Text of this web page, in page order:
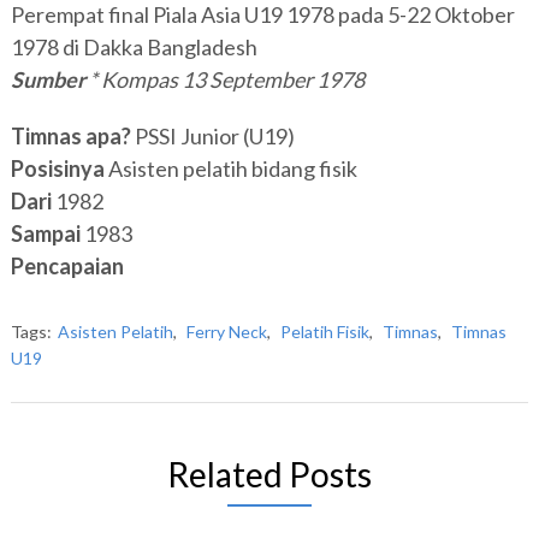
Perempat final Piala Asia U19 1978 pada 5-22 Oktober
1978 di Dakka Bangladesh
Sumber* Kompas 13 September 1978
Timnas apa?PSSI Junior (U19)
PosisinyaAsisten pelatih bidang fisik
Dari 1982
Sampai1983
Pencapaian
Tags: Asisten Pelatih, Ferry Neck, Pelatih Fisik, Timnas, Timnas
U19
Related Posts